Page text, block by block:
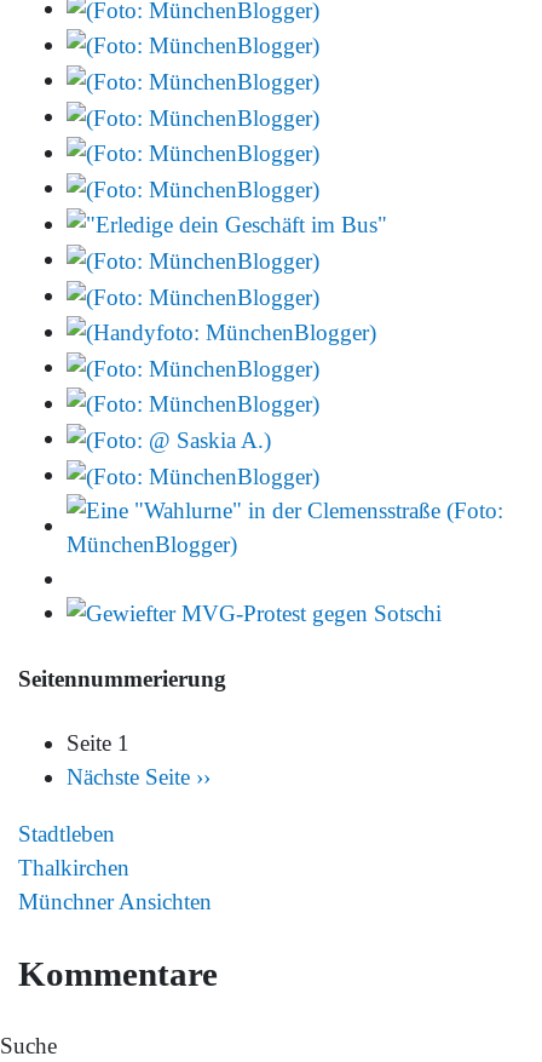
Seitennummerierung
Seite 1
Nächste Seite ››
Stadtleben
Thalkirchen
Münchner Ansichten
Kommentare
Suche